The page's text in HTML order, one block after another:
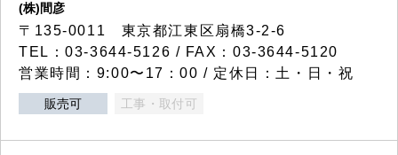
(株)間彦
〒135-0011 東京都江東区扇橋3-2-6
TEL：03-3644-5126 / FAX：03-3644-5120
営業時間：9:00〜17：00 / 定休日：土・日・祝
販売可 工事・取付可